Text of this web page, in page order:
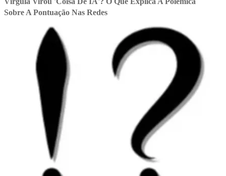
Sobre A Pontuação Nas Redes